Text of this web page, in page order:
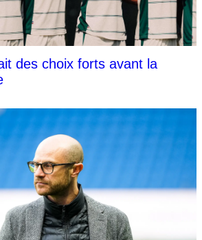
des choix forts avant la